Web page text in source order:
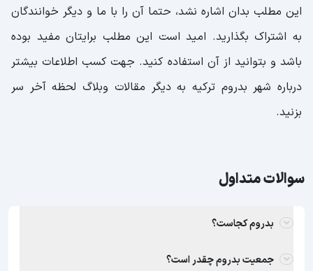
این مطلب بدان اشاره نشد، حتما آن را با ما و دیگر خوانندگان
به اشتراک بگذارید. امید است این مطلب برایتان مفید بوده
باشد و بتوانید از آن استفاده کنید. جهت کسب اطلاعات بیشتر
درباره شهر بدروم ترکیه به دیگر مقالات وبلاگ لحظه آخر سر
بزنید.
سوالات متداول
بدروم کجاست؟
جمعیت بدروم چقدر است؟